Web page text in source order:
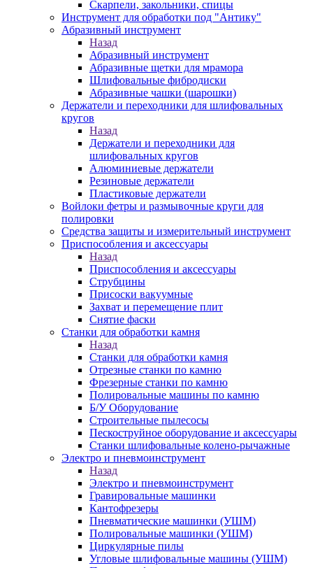
Скарпели, закольники, спицы
Инструмент для обработки под "Антику"
Абразивный инструмент
Назад
Абразивный инструмент
Абразивные щетки для мрамора
Шлифовальные фибродиски
Абразивные чашки (шарошки)
Держатели и переходники для шлифовальных
кругов
Назад
Держатели и переходники для
шлифовальных кругов
Алюминиевые держатели
Резиновые держатели
Пластиковые держатели
Войлоки фетры и размывочные круги для
полировки
Средства защиты и измерительный инструмент
Приспособления и аксессуары
Назад
Приспособления и аксессуары
Струбцины
Присоски вакуумные
Захват и перемещение плит
Снятие фаски
Станки для обработки камня
Назад
Станки для обработки камня
Отрезные станки по камню
Фрезерные станки по камню
Полировальные машины по камню
Б/У Оборудование
Строительные пылесосы
Пескоструйное оборудование и аксессуары
Станки шлифовальные колено-рычажные
Электро и пневмоинструмент
Назад
Электро и пневмоинструмент
Гравировальные машинки
Кантофрезеры
Пневматические машинки (УШМ)
Полировальные машинки (УШМ)
Циркулярные пилы
Угловые шлифовальные машины (УШМ)